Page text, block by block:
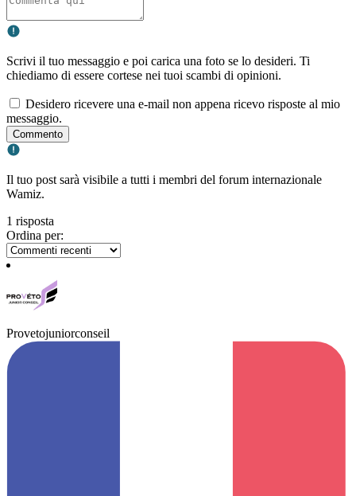
Scrivi il tuo messaggio e poi carica una foto se lo desideri. Ti
chiediamo di essere cortese nei tuoi scambi di opinioni.
Desidero ricevere una e-mail non appena ricevo risposte al mio
messaggio.
Commento
Il tuo post sarà visibile a tutti i membri del forum internazionale
Wamiz.
1 risposta
Ordina per:
Provetojuniorconseil